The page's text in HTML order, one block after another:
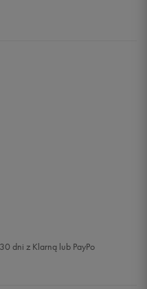
dni z Klarną lub PayPo